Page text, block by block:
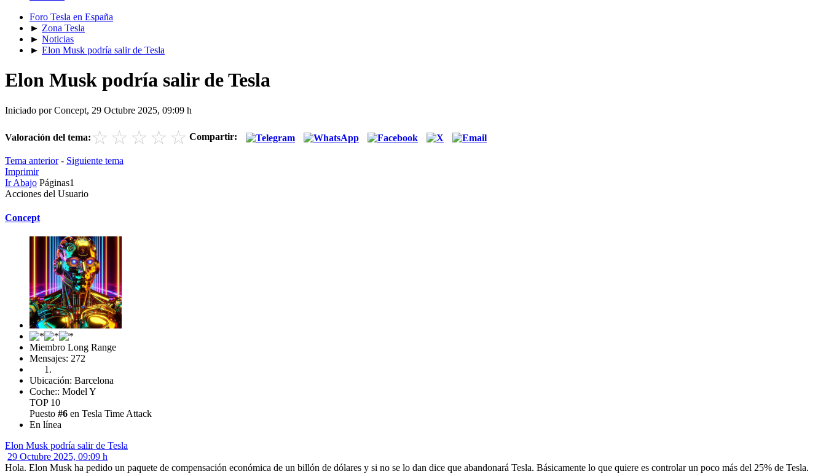
Foro Tesla en España
► Zona Tesla
► Noticias
► Elon Musk podría salir de Tesla
Elon Musk podría salir de Tesla
Iniciado por Concept, 29 Octubre 2025, 09:09 h
Valoración del tema: ☆ ☆ ☆ ☆ ☆ Compartir:
Tema anterior- Siguiente tema
Imprimir
Ir Abajo Páginas1
Acciones del Usuario
Concept
Miembro Long Range
Mensajes: 272
Ubicación: Barcelona
Coche:: Model Y
TOP 10
Puesto #6 en Tesla Time Attack
En línea
Elon Musk podría salir de Tesla
29 Octubre 2025, 09:09 h
Hola. Elon Musk ha pedido un paquete de compensación económica de un billón de dólares y si no se lo dan dice que abandonará Tesla. Básicamente lo que quiere es controlar un poco más del 25% de Tesla.